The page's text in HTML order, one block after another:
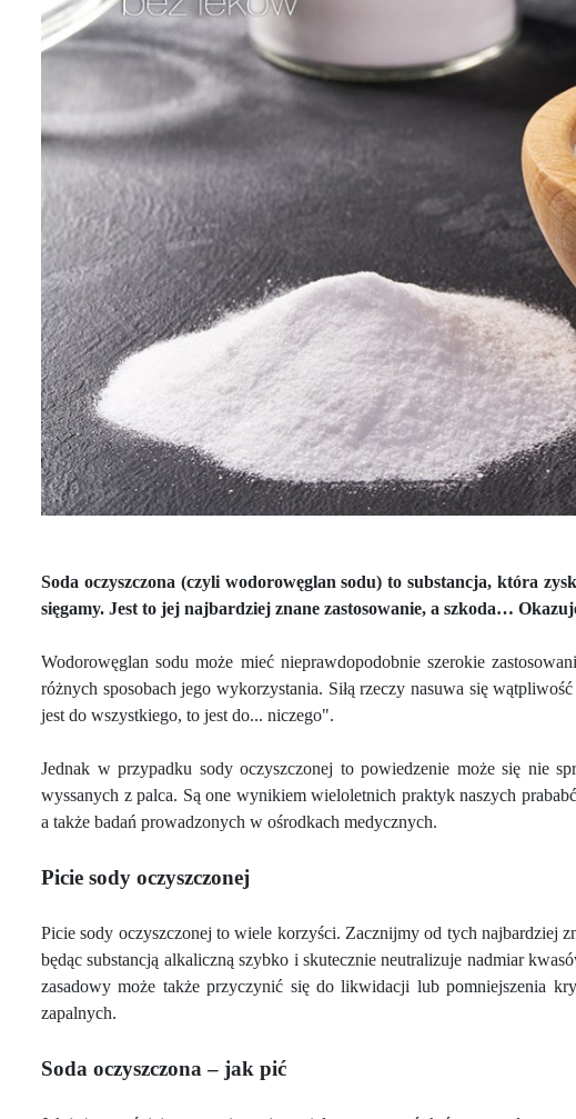
Szczepienia pełne
Cena brutto Cena
69,60 zł
Olej żywokostowy z...
Cena brutto Cena
35,00 zł
Soda oczyszczona (czyli wodorowęglan sodu) to substancja, która
sięgamy. Jest to jej najbardziej znane zastosowanie, a szkoda…
Wodorowęglan sodu może mieć nieprawdopodobnie szerokie
różnych sposobach jego wykorzystania. Siłą rzeczy nasuwa się
jest do wszystkiego, to jest do... niczego".
Jednak w przypadku sody oczyszczonej to powiedzenie może się nie
wyssanych z palca. Są one wynikiem wieloletnich praktyk naszych
a także badań prowadzonych w ośrodkach medycznych.
Picie sody oczyszczonej
Picie sody oczyszczonej to wiele korzyści. Zacznijmy od tych najbardziej
będąc substancją alkaliczną szybko i skutecznie neutralizuje nadmiar
zasadowy może także przyczynić się do likwidacji lub pomniejszenia
zapalnych.
Soda oczyszczona – jak pić